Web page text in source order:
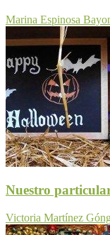
Marina Espinosa
Nuestro
Victoria Martínez